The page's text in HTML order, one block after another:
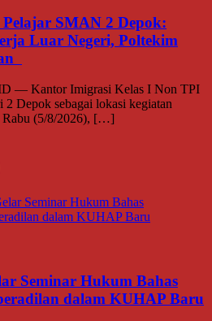
SMAN 2 Depok:
Luar Negeri, Poltekim
— Kantor Imigrasi Kelas I Non TPI
Depok sebagai lokasi kegiatan
Rabu (5/8/2026), […]
Seminar Hukum Bahas
dalam KUHAP Baru